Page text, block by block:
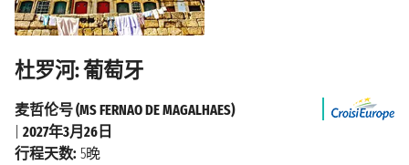
杜罗河: 葡萄牙
麦哲伦号 (MS FERNAO DE MAGALHAES)
2027年3月26日
行程天数: 5晚